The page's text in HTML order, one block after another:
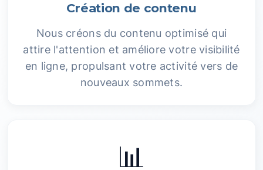
Création de contenu
Nous créons du contenu optimisé qui
attire l'attention et améliore votre visibilité
en ligne, propulsant votre activité vers de
nouveaux sommets.
📊